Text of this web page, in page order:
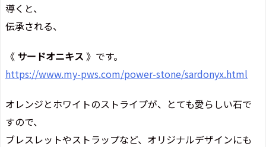
導くと、
伝承される、
《 サードオニキス 》です。
https://www.my-pws.com/power-stone/sardonyx.html
オレンジとホワイトのストライプが、とても愛らしい石で
すので、
ブレスレットやストラップなど、オリジナルデザインにも